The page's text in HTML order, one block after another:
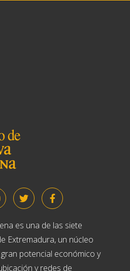
es una de las siete
Extremadura, un núcleo
potencial económico y
y redes de